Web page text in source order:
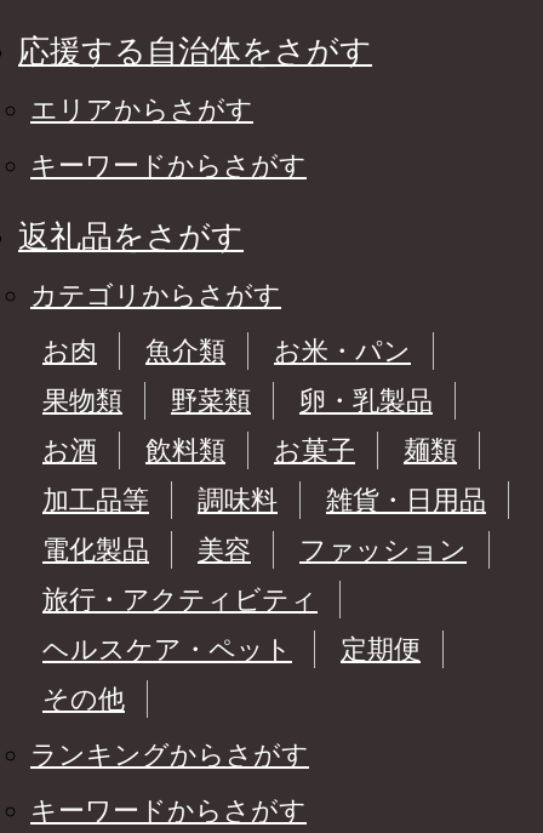
応援する自治体をさがす
エリアからさがす
キーワードからさがす
返礼品をさがす
カテゴリからさがす
お肉
魚介類
お米・パン
果物類
野菜類
卵・乳製品
お酒
飲料類 お菓子
麺類
加工品等
調味料
雑貨・日用品
電化製品
美容
ファッション
旅行・アクティビティ
ヘルスケア・ペット
定期便
その他
ランキングからさがす
キーワードからさがす